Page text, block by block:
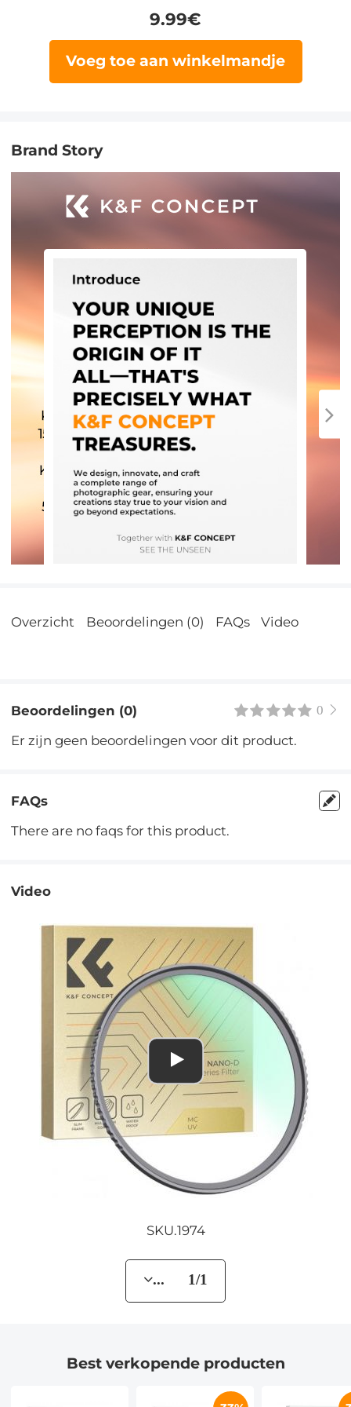
9.99€
Voeg toe aan winkelmandje
Brand Story
Overzicht Beoordelingen (0) FAQs Video
Beoordelingen (0) 0
Er zijn geen beoordelingen voor dit product.
FAQs
There are no faqs for this product.
Video
SKU.1974
... 1/1
Best verkopende producten